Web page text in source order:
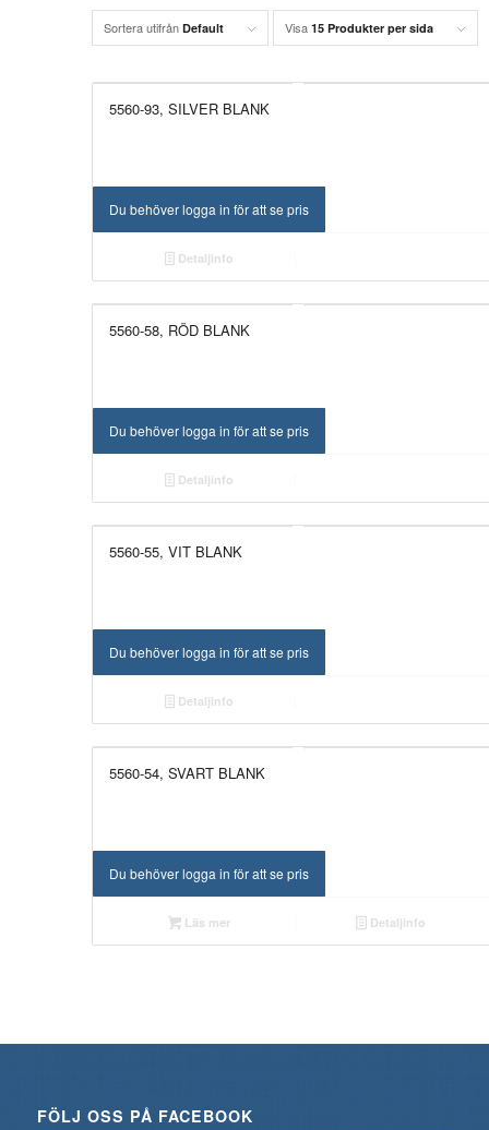
Sortera utifrån Default Visa 15 Produkter per sida
5560-93, SILVER BLANK
Du behöver logga in för att se pris
Detaljinfo
5560-58, RÖD BLANK
Du behöver logga in för att se pris
Detaljinfo
5560-55, VIT BLANK
Du behöver logga in för att se pris
Detaljinfo
5560-54, SVART BLANK
Du behöver logga in för att se pris
Läs mer Detaljinfo
FÖLJ OSS PÅ FACEBOOK